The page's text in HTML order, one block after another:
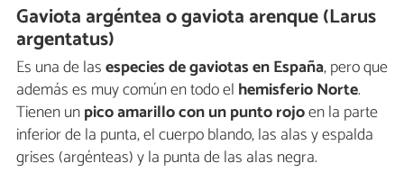
Gaviota argéntea o gaviota arenque (Larus
argentatus)
Es una de lasespecies de gaviotas en España, pero que
además es muy común en todo el hemisferio Norte.
Tienen unpico amarillo con un punto rojoen la parte
inferior de la punta, el cuerpo blando, las alas y espalda
grises (argénteas) y la punta de las alas negra.